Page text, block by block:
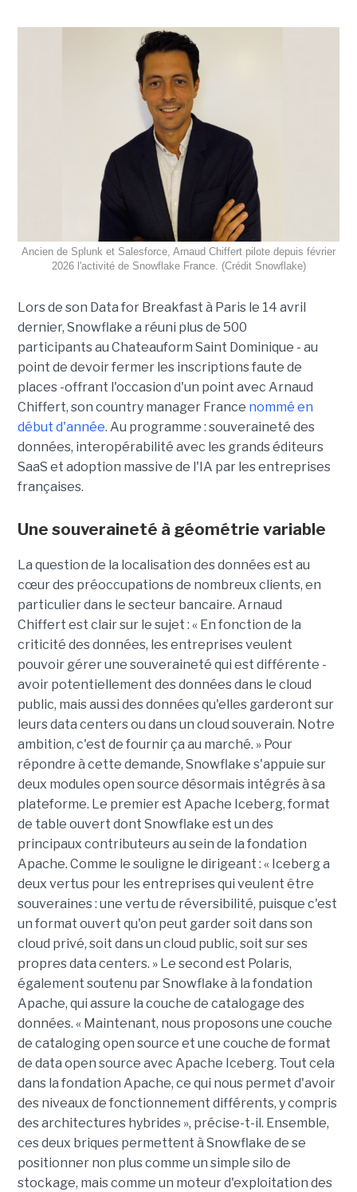
Ancien de Splunk et Salesforce, Arnaud Chiffert pilote depuis février
2026 l'activité de Snowflake France. (Crédit Snowflake)
Lors de son Data for Breakfast à Paris le 14 avril
dernier, Snowflake a réuni plus de 500
participants au Chateauform Saint Dominique - au
point de devoir fermer les inscriptions faute de
places -offrant l'occasion d'un point avec Arnaud
Chiffert, son country manager France nommé en
début d'année. Au programme : souveraineté des
données, interopérabilité avec les grands éditeurs
SaaS et adoption massive de l'IA par les entreprises
françaises.
Une souveraineté à géométrie variable
La question de la localisation des données est au
cœur des préoccupations de nombreux clients, en
particulier dans le secteur bancaire. Arnaud
Chiffert est clair sur le sujet : « En fonction de la
criticité des données, les entreprises veulent
pouvoir gérer une souveraineté qui est différente -
avoir potentiellement des données dans le cloud
public, mais aussi des données qu'elles garderont sur
leurs data centers ou dans un cloud souverain. Notre
ambition, c'est de fournir ça au marché. » Pour
répondre à cette demande, Snowflake s'appuie sur
deux modules open source désormais intégrés à sa
plateforme. Le premier est Apache Iceberg, format
de table ouvert dont Snowflake est un des
principaux contributeurs au sein de la fondation
Apache. Comme le souligne le dirigeant : « Iceberg a
deux vertus pour les entreprises qui veulent être
souveraines : une vertu de réversibilité, puisque c'est
un format ouvert qu'on peut garder soit dans son
cloud privé, soit dans un cloud public, soit sur ses
propres data centers. » Le second est Polaris,
également soutenu par Snowflake à la fondation
Apache, qui assure la couche de catalogage des
données. « Maintenant, nous proposons une couche
de cataloging open source et une couche de format
de data open source avec Apache Iceberg. Tout cela
dans la fondation Apache, ce qui nous permet d'avoir
des niveaux de fonctionnement différents, y compris
des architectures hybrides », précise-t-il. Ensemble,
ces deux briques permettent à Snowflake de se
positionner non plus comme un simple silo de
stockage, mais comme un moteur d'exploitation des